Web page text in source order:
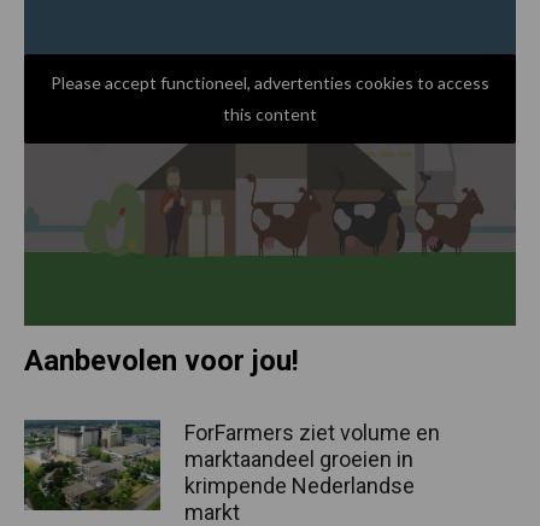
Please accept functioneel, advertenties cookies to access
this content
Aanbevolen voor jou!
ForFarmers ziet volume en
marktaandeel groeien in
krimpende Nederlandse
markt